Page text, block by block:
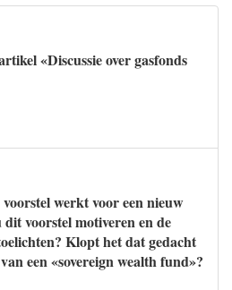
«Discussie over gasfonds
werkt voor een nieuw
voorstel motiveren en de
Klopt het dat gedacht
een «sovereign wealth fund»?